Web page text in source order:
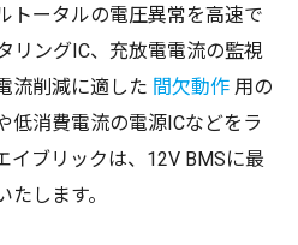
トータルの電圧異常を高速で
リングIC、充放電電流の監視
流削減に適した 間欠動作 用の
低消費電流の電源ICなどをラ
イブリックは、12V BMSに最
します。